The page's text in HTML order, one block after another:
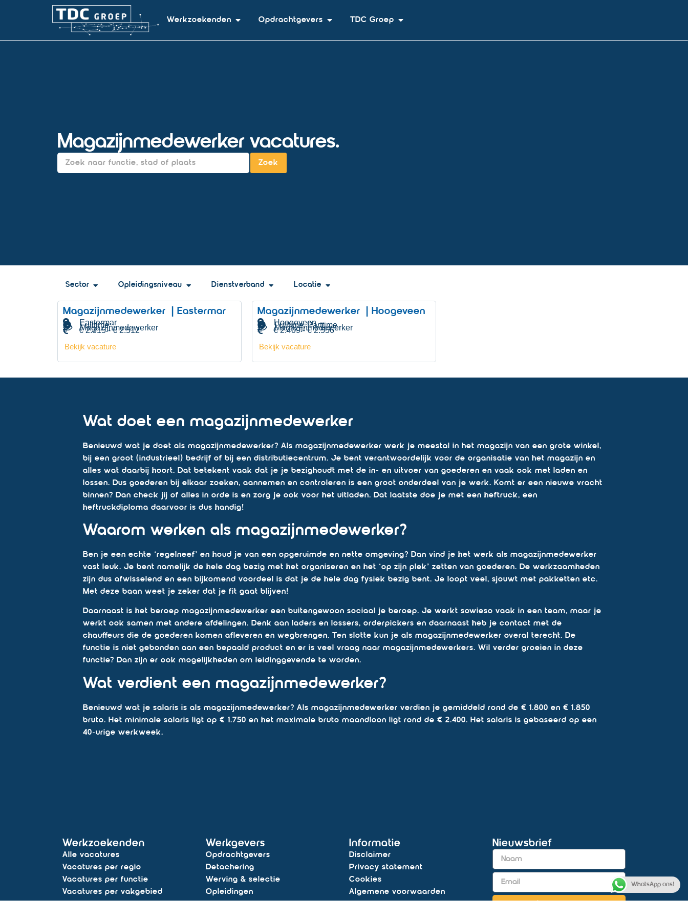
Werkzoekenden Opdrachtgevers TDC Groep
Magazijnmedewerker vacatures.
Zoek
Sector Opleidingsniveau Dienstverband Locatie
Magazijnmedewerker | Eastermar
Eastermar
Fulltime
Magazijnmedewerker
€ 2.315 - € 2.512
Bekijk vacature
Magazijnmedewerker | Hoogeveen
Hoogeveen
Fulltime, Parttime
Magazijnmedewerker
€ 2.409 - € 2.556
Bekijk vacature
Wat doet een magazijnmedewerker
Benieuwd wat je doet als magazijnmedewerker? Als magazijnmedewerker werk je meestal in het magazijn van een grote winkel,
bij een groot (industrieel) bedrijf of bij een distributiecentrum. Je bent verantwoordelijk voor de organisatie van het magazijn en
alles wat daarbij hoort. Dat betekent vaak dat je je bezighoudt met de in- en uitvoer van goederen en vaak ook met laden en
lossen. Dus goederen bij elkaar zoeken, aannemen en controleren is een groot onderdeel van je werk. Komt er een nieuwe vracht
binnen? Dan check jij of alles in orde is en zorg je ook voor het uitladen. Dat laatste doe je met een heftruck, een
heftruckdiploma daarvoor is dus handig!
Waarom werken als magazijnmedewerker?
Ben je een echte ‘regelneef’ en houd je van een opgeruimde en nette omgeving? Dan vind je het werk als magazijnmedewerker
vast leuk. Je bent namelijk de hele dag bezig met het organiseren en het ‘op zijn plek’ zetten van goederen. De werkzaamheden
zijn dus afwisselend en een bijkomend voordeel is dat je de hele dag fysiek bezig bent. Je loopt veel, sjouwt met pakketten etc.
Met deze baan weet je zeker dat je fit gaat blijven!
Daarnaast is het beroep magazijnmedewerker een buitengewoon sociaal je beroep. Je werkt sowieso vaak in een team, maar je
werkt ook samen met andere afdelingen. Denk aan laders en lossers, orderpickers en daarnaast heb je contact met de
chauffeurs die de goederen komen afleveren en wegbrengen. Ten slotte kun je als magazijnmedewerker overal terecht. De
functie is niet gebonden aan een bepaald product en er is veel vraag naar magazijnmedewerkers. Wil verder groeien in deze
functie? Dan zijn er ook mogelijkheden om leidinggevende te worden.
Wat verdient een magazijnmedewerker?
Benieuwd wat je salaris is als magazijnmedewerker? Als magazijnmedewerker verdien je gemiddeld rond de € 1.800 en € 1.850
bruto. Het minimale salaris ligt op € 1.750 en het maximale bruto maandloon ligt rond de € 2.400. Het salaris is gebaseerd op een
40-urige werkweek.
Werkzoekenden
Alle vacatures
Vacatures per regio
Vacatures per functie
Vacatures per vakgebied
Werkgevers
Opdrachtgevers
Detachering
Werving & selectie
Opleidingen
Informatie
Disclaimer
Privacy statement
Cookies
Algemene voorwaarden
Nieuwsbrief
WhatsApp ons!